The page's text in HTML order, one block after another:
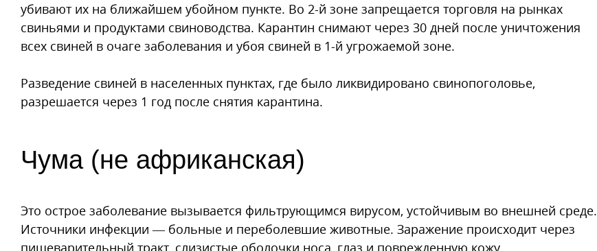
убивают их на ближайшем убойном пункте. Во 2-й зоне запрещается торговля на рынках
свиньями и продуктами свиноводства. Карантин снимают через 30 дней после уничтожения
всех свиней в очаге заболевания и убоя свиней в 1-й угрожаемой зоне.
Разведение свиней в населенных пунктах, где было ликвидировано свинопоголовье,
разрешается через 1 год после снятия карантина.
Чума (не африканская)
Это острое заболевание вызывается фильтрующимся вирусом, устойчивым во внешней среде.
Источники инфекции — больные и переболевшие животные. Заражение происходит через